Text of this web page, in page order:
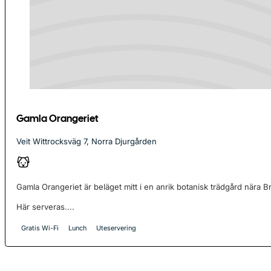
Gamla Orangeriet
Veit Wittrocksväg 7, Norra Djurgården
Gamla Orangeriet är beläget mitt i en anrik botanisk trädgård nära
Här serveras....
Gratis Wi-Fi Lunch Uteservering